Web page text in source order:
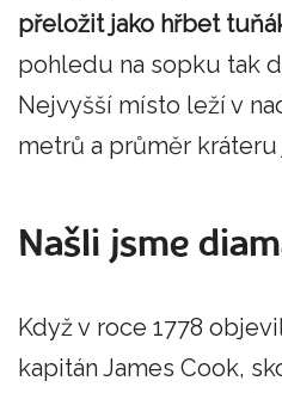
přeložit jako hřbet
pohledu na sopku tak
Nejvyšší místo leží v
metrů a průměr
Našli jsme
Když v roce 1778
kapitán James Cook,